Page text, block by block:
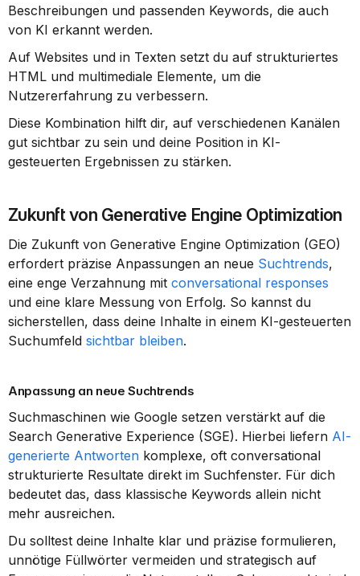
Beschreibungen und passenden Keywords, die auch
von KI erkannt werden.
Auf Websites und in Texten setzt du auf strukturiertes
HTML und multimediale Elemente, um die
Nutzererfahrung zu verbessern.
Diese Kombination hilft dir, auf verschiedenen Kanälen
gut sichtbar zu sein und deine Position in KI-
gesteuerten Ergebnissen zu stärken.
Zukunft von Generative Engine Optimization
Die Zukunft von Generative Engine Optimization (GEO)
erfordert präzise Anpassungen an neue Suchtrends,
eine enge Verzahnung mit conversational responses
und eine klare Messung von Erfolg. So kannst du
sicherstellen, dass deine Inhalte in einem KI-gesteuerten
Suchumfeld sichtbar bleiben.
Anpassung an neue Suchtrends
Suchmaschinen wie Google setzen verstärkt auf die
Search Generative Experience (SGE). Hierbei liefern AI-
generierte Antworten komplexe, oft conversational
strukturierte Resultate direkt im Suchfenster. Für dich
bedeutet das, dass klassische Keywords allein nicht
mehr ausreichen.
Du solltest deine Inhalte klar und präzise formulieren,
unnötige Füllwörter vermeiden und strategisch auf